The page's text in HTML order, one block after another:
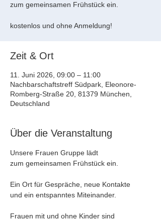
zum gemeinsamen Frühstück ein.
kostenlos und ohne Anmeldung!
Zeit & Ort
11. Juni 2026, 09:00 – 11:00
Nachbarschaftstreff Südpark, Eleonore-
Romberg-Straße 20, 81379 München,
Deutschland
Über die Veranstaltung
Unsere Frauen Gruppe lädt
zum gemeinsamen Frühstück ein.
Ein Ort für Gespräche, neue Kontakte
und ein entspanntes Miteinander.
Frauen mit und ohne Kinder sind